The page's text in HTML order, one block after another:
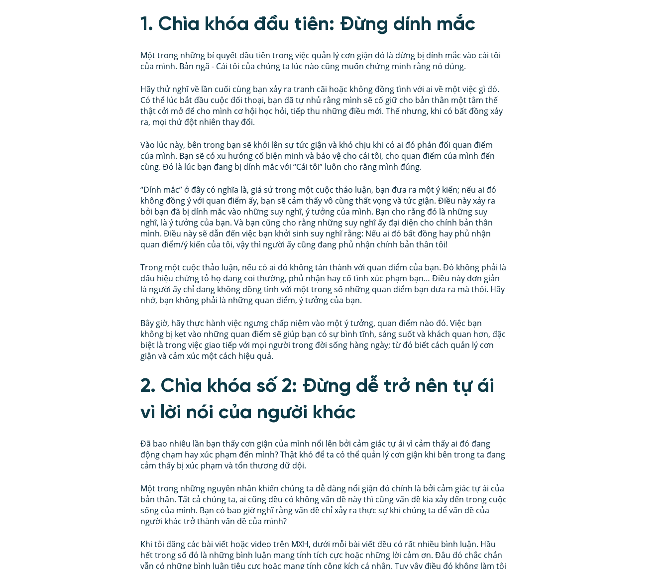
1. Chìa khóa đầu tiên: Đừng dính mắc
Một trong những bí quyết đầu tiên trong việc quản lý cơn giận đó là đừng bị dính mắc vào cái tôi
của mình. Bản ngã - Cái tôi của chúng ta lúc nào cũng muốn chứng minh rằng nó đúng.
Hãy thử nghĩ về lần cuối cùng bạn xảy ra tranh cãi hoặc không đồng tình với ai về một việc gì đó.
Có thể lúc bắt đầu cuộc đối thoại, bạn đã tự nhủ rằng mình sẽ cố giữ cho bản thân một tâm thế
thật cởi mở để cho mình cơ hội học hỏi, tiếp thu những điều mới. Thế nhưng, khi có bất đồng xảy
ra, mọi thứ đột nhiên thay đổi.
Vào lúc này, bên trong bạn sẽ khởi lên sự tức giận và khó chịu khi có ai đó phản đối quan điểm
của mình. Bạn sẽ có xu hướng cố biện minh và bảo vệ cho cái tôi, cho quan điểm của mình đến
cùng. Đó là lúc bạn đang bị dính mắc với “Cái tôi” luôn cho rằng mình đúng.
“Dính mắc” ở đây có nghĩa là, giả sử trong một cuộc thảo luận, bạn đưa ra một ý kiến; nếu ai đó
không đồng ý với quan điểm ấy, bạn sẽ cảm thấy vô cùng thất vọng và tức giận. Điều này xảy ra
bởi bạn đã bị dính mắc vào những suy nghĩ, ý tưởng của mình. Bạn cho rằng đó là những suy
nghĩ, là ý tưởng của bạn. Và bạn cũng cho rằng những suy nghĩ ấy đại diện cho chính bản thân
mình. Điều này sẽ dẫn đến việc bạn khởi sinh suy nghĩ rằng: Nếu ai đó bất đồng hay phủ nhận
quan điểm/ý kiến của tôi, vậy thì người ấy cũng đang phủ nhận chính bản thân tôi!
Trong một cuộc thảo luận, nếu có ai đó không tán thành với quan điểm của bạn. Đó không phải là
dấu hiệu chứng tỏ họ đang coi thường, phủ nhận hay cố tình xúc phạm bạn… Điều này đơn giản
là người ấy chỉ đang không đồng tình với một trong số những quan điểm bạn đưa ra mà thôi. Hãy
nhớ, bạn không phải là những quan điểm, ý tưởng của bạn.
Bây giờ, hãy thực hành việc ngưng chấp niệm vào một ý tưởng, quan điểm nào đó. Việc bạn
không bị kẹt vào những quan điểm sẽ giúp bạn có sự bình tĩnh, sáng suốt và khách quan hơn, đặc
biệt là trong việc giao tiếp với mọi người trong đời sống hàng ngày; từ đó biết cách quản lý cơn
giận và cảm xúc một cách hiệu quả.
2. Chìa khóa số 2: Đừng dễ trở nên tự ái
vì lời nói của người khác
Đã bao nhiêu lần bạn thấy cơn giận của mình nổi lên bởi cảm giác tự ái vì cảm thấy ai đó đang
động chạm hay xúc phạm đến mình? Thật khó để ta có thể quản lý cơn giận khi bên trong ta đang
cảm thấy bị xúc phạm và tổn thương dữ dội.
Một trong những nguyên nhân khiến chúng ta dễ dàng nổi giận đó chính là bởi cảm giác tự ái của
bản thân. Tất cả chúng ta, ai cũng đều có không vấn đề này thì cũng vấn đề kia xảy đến trong cuộc
sống của mình. Bạn có bao giờ nghĩ rằng vấn đề chỉ xảy ra thực sự khi chúng ta để vấn đề của
người khác trở thành vấn đề của mình?
Khi tôi đăng các bài viết hoặc video trên MXH, dưới mỗi bài viết đều có rất nhiều bình luận. Hầu
hết trong số đó là những bình luận mang tính tích cực hoặc những lời cảm ơn. Đâu đó chắc chắn
vẫn có những bình luận tiêu cực hoặc mang tính công kích cá nhân. Tuy vậy điều đó không làm tôi